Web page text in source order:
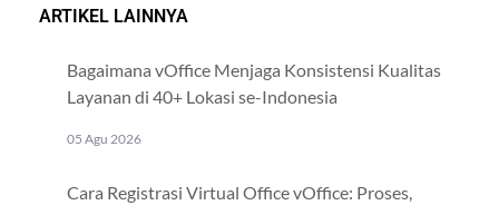
ARTIKEL LAINNYA
Bagaimana vOffice Menjaga Konsistensi Kualitas
Layanan di 40+ Lokasi se-Indonesia
05 Agu 2026
Cara Registrasi Virtual Office vOffice: Proses,